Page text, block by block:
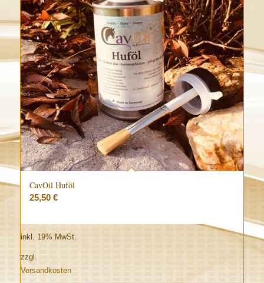
aufsteigender
Reihenfolge
zu
sortieren
CavOil Huföl
25,50 €
inkl. 19% MwSt.
zzgl.
Versandkosten